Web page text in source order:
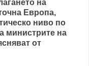
на
Европа,
ниво по
министрите на
от